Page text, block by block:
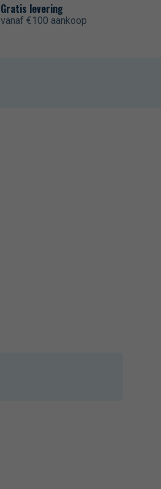
Gratis levering
vanaf €100 aankoop